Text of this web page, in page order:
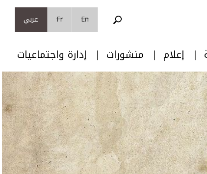
En
Fr عربي
إعلام منشورات إدارة واجتماعيات